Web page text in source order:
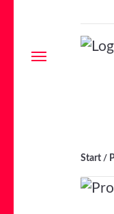
Menu
Start /